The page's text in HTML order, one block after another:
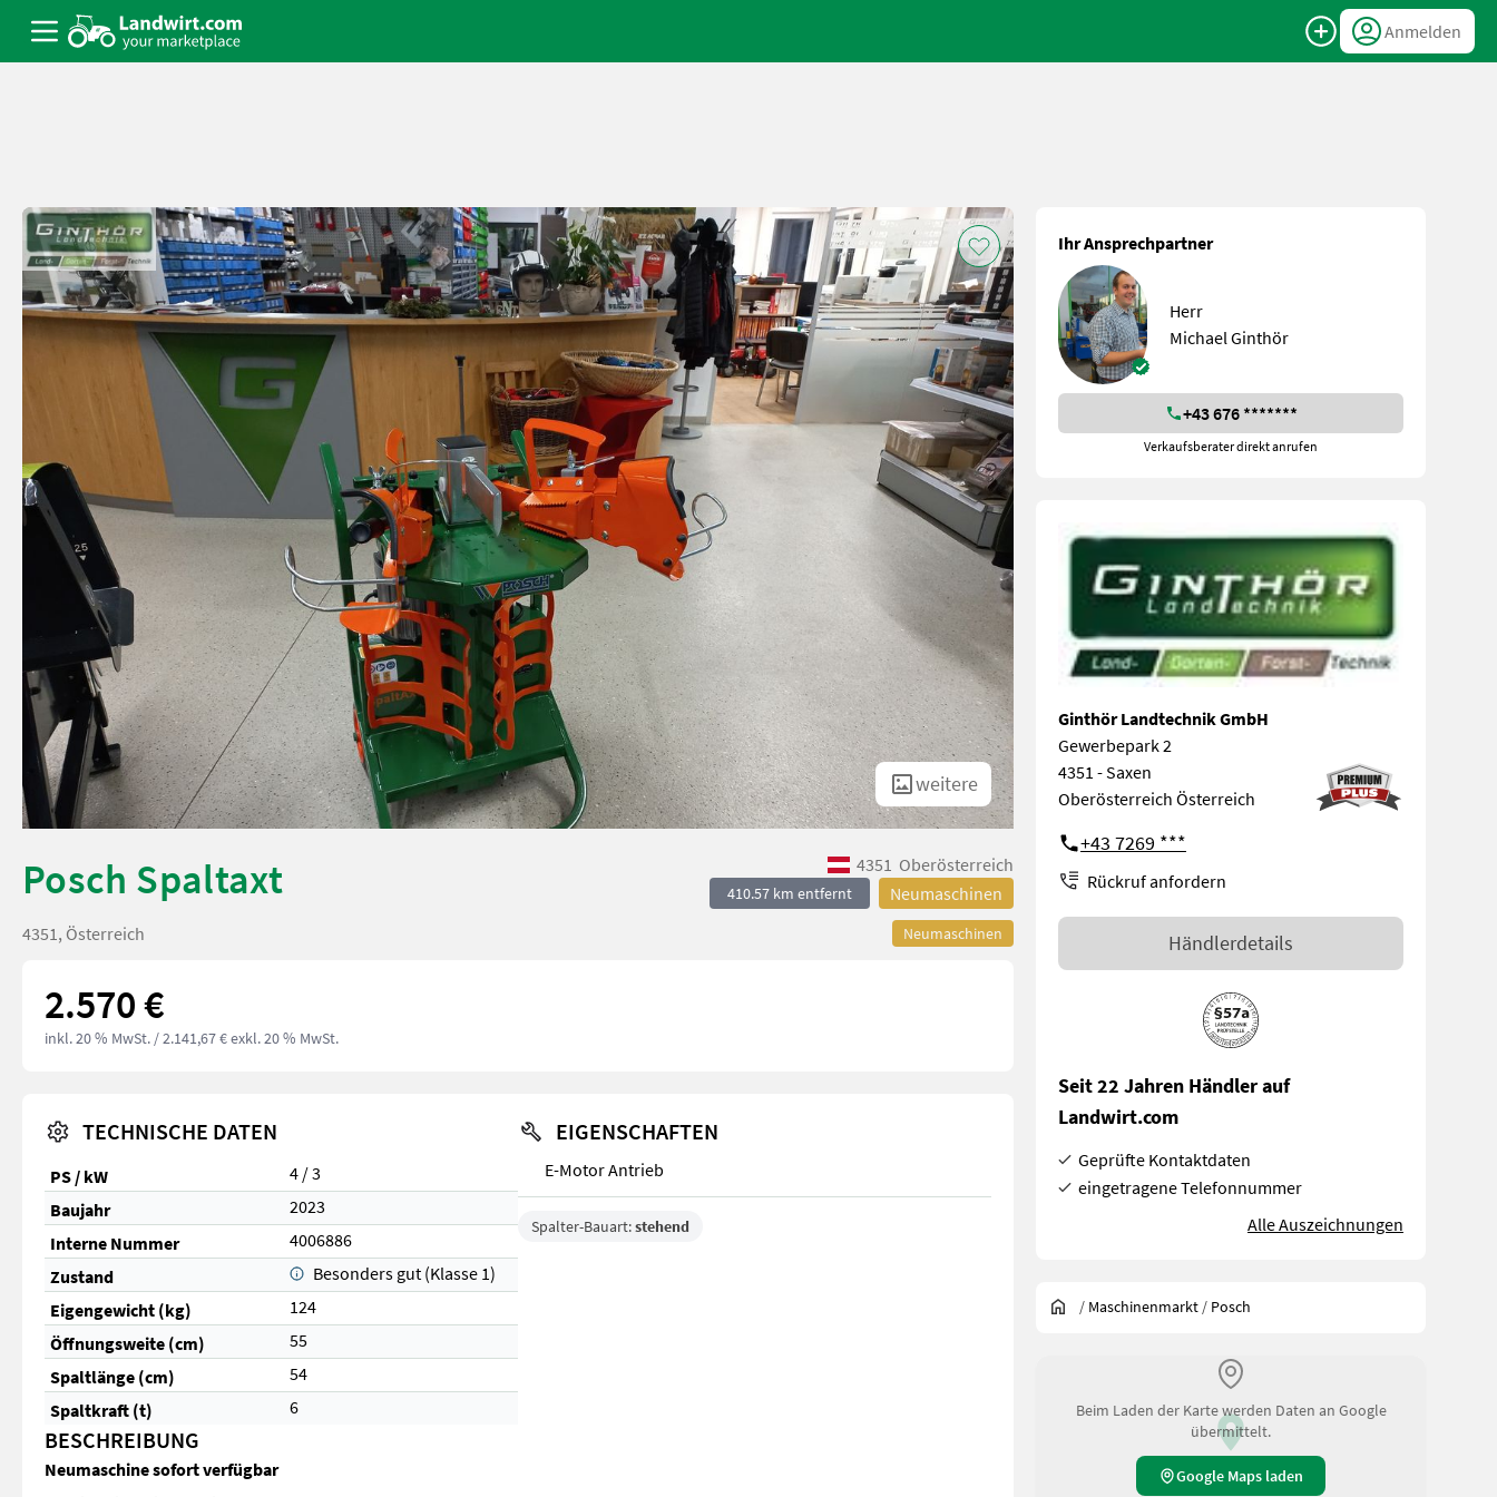
Anmelden
weitere
Posch Spaltaxt 4351 Oberösterreich
410.57 km entfernt Neumaschinen
Neumaschinen
4351, Österreich
2.570 €
inkl. 20 % MwSt. / 2.141,67 € exkl. 20 % MwSt.
TECHNISCHE DATEN
PS / kW
4 / 3
Baujahr
2023
Interne Nummer
4006886
Zustand
Besonders gut (Klasse 1)
Eigengewicht (kg)
124
Öffnungsweite (cm)
55
Spaltlänge (cm)
54
Spaltkraft (t)
6
EIGENSCHAFTEN
E-Motor Antrieb
Spalter-Bauart:stehend
BESCHREIBUNG
Neumaschine sofort verfügbar
Ihr Ansprechpartner
Herr
Michael Ginthör
+43 676 *******
Verkaufsberater direkt anrufen
Ginthör Landtechnik GmbH
Gewerbepark 2
4351 - Saxen
Oberösterreich Österreich
+43 7269 ***
Rückruf anfordern
Händlerdetails
Seit 22 Jahren Händler auf
Landwirt.com
Geprüfte Kontaktdaten
eingetragene Telefonnummer
Alle Auszeichnungen
/ Maschinenmarkt / Posch
Beim Laden der Karte werden Daten an Google
übermittelt.
Google Maps laden